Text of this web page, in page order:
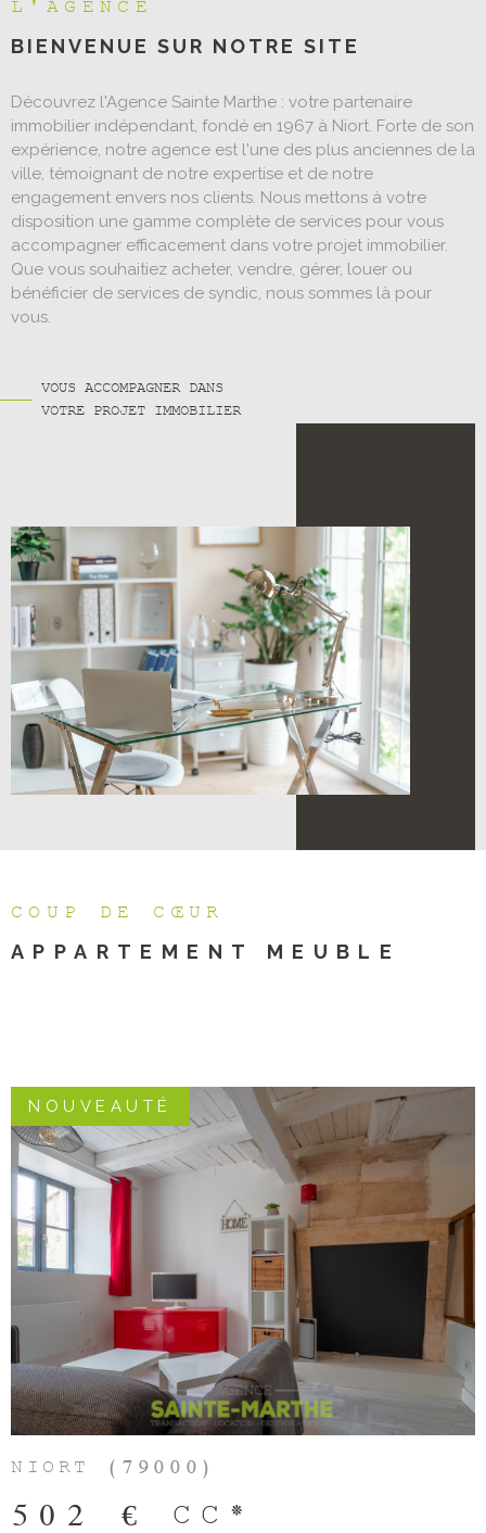
L'AGENCE
BIENVENUE SUR NOTRE SITE
Découvrez l'Agence Sainte Marthe : votre partenaire
immobilier indépendant, fondé en 1967 à Niort. Forte de son
expérience, notre agence est l'une des plus anciennes de la
ville, témoignant de notre expertise et de notre
engagement envers nos clients. Nous mettons à votre
disposition une gamme complète de services pour vous
accompagner efficacement dans votre projet immobilier.
Que vous souhaitiez acheter, vendre, gérer, louer ou
bénéficier de services de syndic, nous sommes là pour
vous.
VOUS ACCOMPAGNER DANS
VOTRE PROJET IMMOBILIER
COUP DE CŒUR
APPARTEMENT MEUBLE
NOUVEAUTÉ
NIORT (79000)
502 € CC*